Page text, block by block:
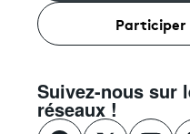
Participer
Suivez-nous sur
réseaux !